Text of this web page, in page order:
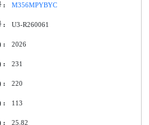
M356MPYBYC
U3-R260061
2026
231
220
113
25.82